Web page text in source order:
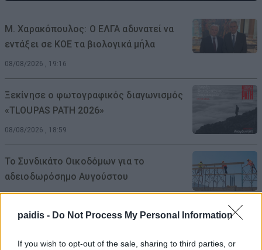
paidis - Do Not Process My Personal Information
If you wish to opt-out of the sale, sharing to third parties, or
Μ. Χαρακόπουλος: Ο ΕΛΓΑ αδυνατεί να
εντάξει σε ΚΟΕ τα βιολογικά μήλα
08/08/2026 , 19:16
Ξεκίνησε ο φωτογραφικός διαγωνισμός
«TLOUPAS PATH 2026»
08/08/2026 , 18:59
Το Συνδικάτο Οικοδόμων για το
αδειοδωρόσημο Αυγούστου
08/08/2026 , 18:42
μια μύγα; Το παράξενο πείραμα που